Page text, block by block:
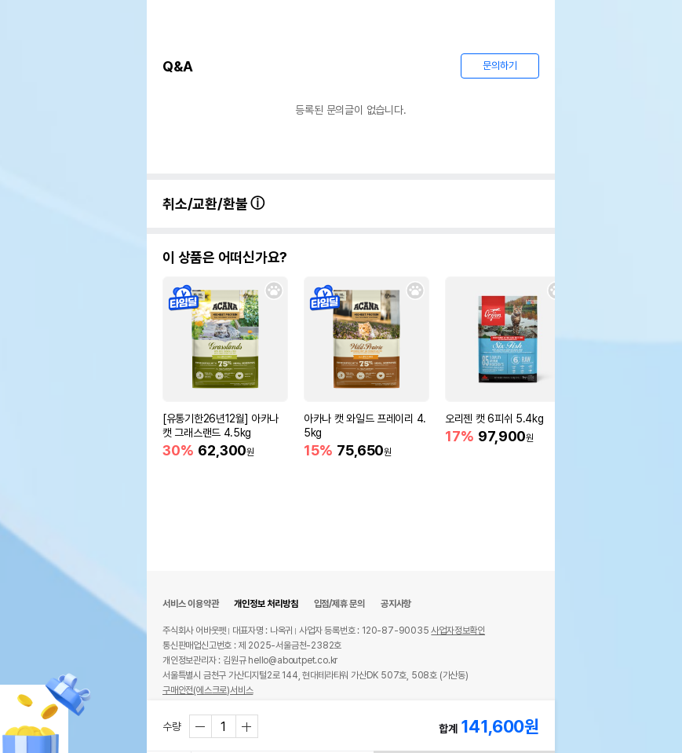
Q&A 문의하기
등록된 문의글이 없습니다.
취소/교환/환불
이 상품은 어떠신가요?
[유통기한26년12월] 아카나
캣 그래스랜드 4.5kg
30% 62,300원
아카나 캣 와일드 프레이리 4.
5kg
15% 75,650원
오리젠 캣 6피쉬 5.4kg
17% 97,900원
수량 합계 141,600원
서비스 이용약관 개인정보 처리방침 입점/제휴 문의 공지사항
주식회사 어바웃펫 대표자명 : 나옥귀 사업자 등록번호 : 120-87-90035사업자정보확인
통신판매업신고번호 : 제 2025-서울금천-2382호
개인정보관리자 : 김원규 hello@aboutpet.co.kr
서울특별시 금천구 가산디지털2로 144, 현대테라타워 가산DK 507호, 508호 (가산동)
구매안전(에스크로)서비스